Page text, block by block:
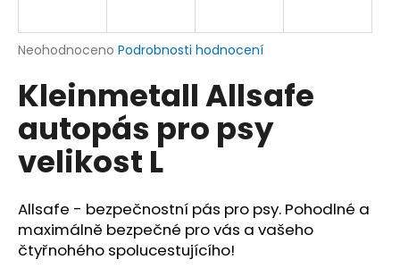
Průměrné
produktu
je
z
5
hvězdiček.
Neohodnoceno Podrobnosti hodnocení
Kleinmetall Allsafe
autopás pro psy
velikost L
Allsafe - bezpečnostní pás pro psy. Pohodlné a
maximálně bezpečné pro vás a vašeho
čtyřnohého spolucestujícího!
j
t
?
HLEDAT